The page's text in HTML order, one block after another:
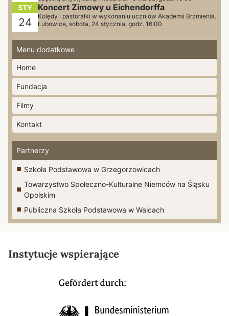
STY
24
Koncert Zimowy u Eichendorffa
Kolędy i pastorałki w wykonaniu uczniów Akademii Brzmienia.
Łubowice, sobota, 24 stycznia, godz. 16:00.
Menu dodatkowe
Home
Fundacja
Filmy
Kontakt
Partnerzy
Szkoła Podstawowa w Grzegorzowicach
Towarzystwo Społeczno-Kulturalne Niemców na Śląsku
Opolskim
Publiczna Szkoła Podstawowa w Walcach
Instytucje wspierające